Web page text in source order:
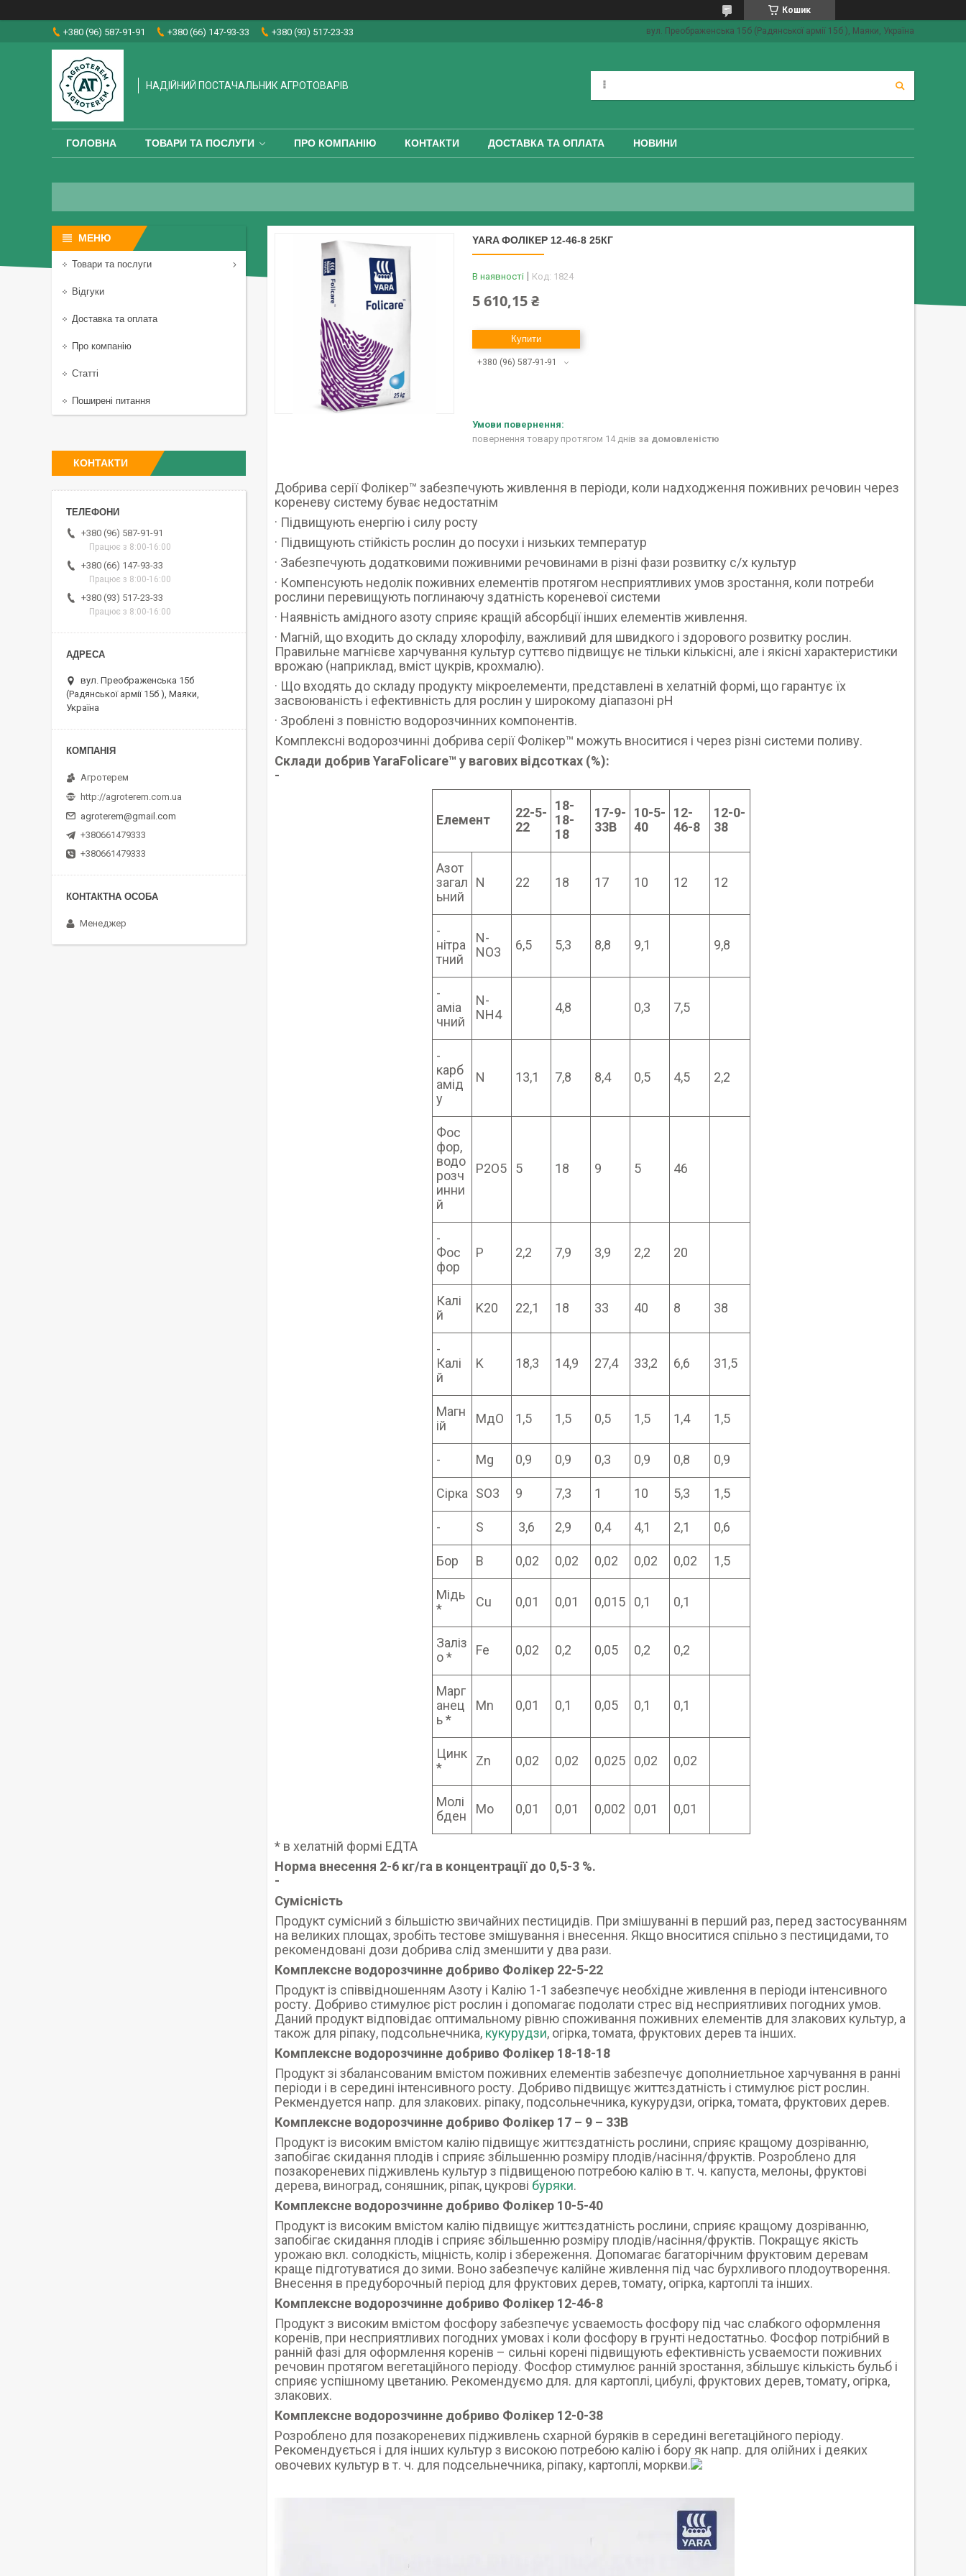
Кошик
+380 (96) 587-91-91 +380 (66) 147-93-33 +380 (93) 517-23-33 вул. Преображенська 15б (Радянської армії 15б ), Маяки, Україна
НАДІЙНИЙ ПОСТАЧАЛЬНИК АГРОТОВАРІВ
ГОЛОВНА ТОВАРИ ТА ПОСЛУГИ ПРО КОМПАНІЮ КОНТАКТИ ДОСТАВКА ТА ОПЛАТА НОВИНИ
YARA ФОЛІКЕР 12-46-8 25КГ
В наявності Код: 1824
5 610,15 ₴
Купити
+380 (96) 587-91-91
повернення товару протягом 14 днів за домовленістю
Добрива серії Фолікер™ забезпечують живлення в періоди, коли надходження поживних речовин через
кореневу систему буває недостатнім
· Підвищують енергію і силу росту
· Підвищують стійкість рослин до посухи і низьких температур
· Забезпечують додатковими поживними речовинами в різні фази розвитку с/х культур
· Компенсують недолік поживних елементів протягом несприятливих умов зростання, коли потреби
рослини перевищують поглинаючу здатність кореневої системи
· Наявність амідного азоту сприяє кращій абсорбції інших елементів живлення.
· Магній, що входить до складу хлорофілу, важливий для швидкого і здорового розвитку рослин.
Правильне магнієве харчування культур суттєво підвищує не тільки кількісні, але і якісні характеристики
врожаю (наприклад, вміст цукрів, крохмалю).
· Що входять до складу продукту мікроелементи, представлені в хелатній формі, що гарантує їх
засвоюваність і ефективність для рослин у широкому діапазоні рН
· Зроблені з повністю водорозчинних компонентів.
Комплексні водорозчинні добрива серії Фолікер™ можуть вноситися і через різні системи поливу.
Склади добрив YaraFolicare™ у вагових відсотках (%):
-
Елемент
22-5-
22
18-
18-
18
17-9-
33В
10-5-
40
12-
46-8
12-0-
38
Азот
загал
ьний
N 22 18 17 10 12 12
-
нітра
тний
N-
NO3
6,5 5,3 8,8 9,1 9,8
-
аміа
чний
N-
NH4
4,8 0,3 7,5
-
карб
амід
у
N 13,1 7,8 8,4 0,5 4,5 2,2
Фос
фор,
водо
розч
инни
й
P2O5 5 18 9 5 46
-
Фос
фор
P 2,2 7,9 3,9 2,2 20
Калі
й
K20 22,1 18 33 40 8 38
-
Калі
й
K 18,3 14,9 27,4 33,2 6,6 31,5
Магн
ій
МдО 1,5 1,5 0,5 1,5 1,4 1,5
- Mg 0,9 0,9 0,3 0,9 0,8 0,9
Сірка ЅО3 9 7,3 1 10 5,3 1,5
- S 3,6 2,9 0,4 4,1 2,1 0,6
Бор B 0,02 0,02 0,02 0,02 0,02 1,5
Мідь
*
Cu 0,01 0,01 0,015 0,1 0,1
Заліз
о *
Fe 0,02 0,2 0,05 0,2 0,2
Марг
анец
ь *
Mn 0,01 0,1 0,05 0,1 0,1
Цинк
*
Zn 0,02 0,02 0,025 0,02 0,02
Молі
бден
Mo 0,01 0,01 0,002 0,01 0,01
* в хелатній формі ЕДТА
Норма внесення 2-6 кг/га в концентрації до 0,5-3 %.
-
Сумісність
Продукт сумісний з більшістю звичайних пестицидів. При змішуванні в перший раз, перед застосуванням
на великих площах, зробіть тестове змішування і внесення. Якщо вноситися спільно з пестицидами, то
рекомендовані дози добрива слід зменшити у два рази.
Комплексне водорозчинне добриво Фолікер 22-5-22
Продукт із співвідношенням Азоту і Калію 1-1 забезпечує необхідне живлення в періоди інтенсивного
росту. Добриво стимулює ріст рослин і допомагає подолати стрес від несприятливих погодних умов.
Даний продукт відповідає оптимальному рівню споживання поживних елементів для злакових культур, а
також для ріпаку, подсольнечника, кукурудзи, огірка, томата, фруктових дерев та інших.
Комплексне водорозчинне добриво Фолікер 18-18-18
Продукт зі збалансованим вмістом поживних елементів забезпечує дополниетльное харчування в ранні
періоди і в середині інтенсивного росту. Добриво підвищує життєздатність і стимулює ріст рослин.
Рекмендуется напр. для злакових. ріпаку, подсольнечника, кукурудзи, огірка, томата, фруктових дерев.
Комплексне водорозчинне добриво Фолікер 17 – 9 – 33B
Продукт із високим вмістом калію підвищує життєздатність рослини, сприяє кращому дозріванню,
запобігає скидання плодів і сприяє збільшенню розміру плодів/насіння/фруктів. Розроблено для
позакореневих підживлень культур з підвищеною потребою калію в т. ч. капуста, мелоны, фруктові
дерева, виноград, соняшник, ріпак, цукрові буряки.
Комплексне водорозчинне добриво Фолікер 10-5-40
Продукт із високим вмістом калію підвищує життєздатність рослини, сприяє кращому дозріванню,
запобігає скидання плодів і сприяє збільшенню розміру плодів/насіння/фруктів. Покращує якість
урожаю вкл. солодкість, міцність, колір і збереження. Допомагає багаторічним фруктовим деревам
краще підготуватися до зими. Воно забезпечує калійне живлення під час бурхливого плодоутворення.
Внесення в предуборочный період для фруктових дерев, томату, огірка, картоплі та інших.
Комплексне водорозчинне добриво Фолікер 12-46-8
Продукт з високим вмістом фосфору забезпечує усваемость фосфору під час слабкого оформлення
коренів, при несприятливих погодних умовах і коли фосфору в грунті недостатньо. Фосфор потрібний в
ранній фазі для оформлення коренів – сильні корені підвищують ефективність усваемости поживних
речовин протягом вегетаційного періоду. Фосфор стимулює ранній зростання, збільшує кількість бульб і
сприяє успішному цветанию. Рекомендуємо для. для картоплі, цибулі, фруктових дерев, томату, огірка,
злакових.
Комплексне водорозчинне добриво Фолікер 12-0-38
Розроблено для позакореневих підживлень схарной буряків в середині вегетаційного періоду.
Рекомендується і для інших культур з високою потребою калію і бору як напр. для олійних і деяких
овочевих культур в т. ч. для подсельнечника, ріпаку, картоплі, моркви.
Товари та послуги
Відгуки
Доставка та оплата
Про компанію
Статті
Поширені питання
КОНТАКТИ
+380 (96) 587-91-91
Працює з 8:00-16:00
+380 (66) 147-93-33
Працює з 8:00-16:00
+380 (93) 517-23-33
Працює з 8:00-16:00
вул. Преображенська 15б
(Радянської армії 15б ), Маяки,
Україна
Агротерем
http://agroterem.com.ua
agroterem@gmail.com
+380661479333
+380661479333
Менеджер